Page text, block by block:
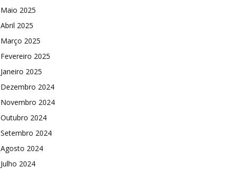
Maio 2025
Abril 2025
Março 2025
Fevereiro 2025
Janeiro 2025
Dezembro 2024
Novembro 2024
Outubro 2024
Setembro 2024
Agosto 2024
Julho 2024